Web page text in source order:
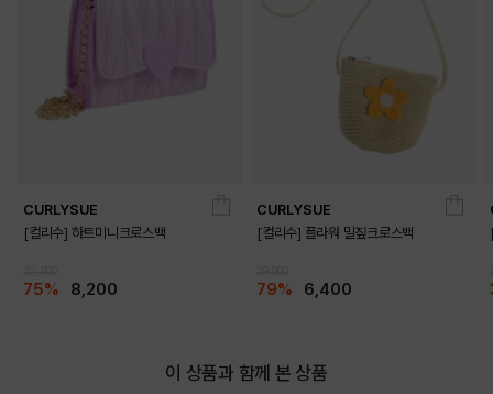
CURLYSUE
[컬리수] 하트미니크로스백
75% 8,200
CURLYSUE
[컬리수] 플라워 밀짚크로스백
79% 6,400
이 상품과 함께 본 상품